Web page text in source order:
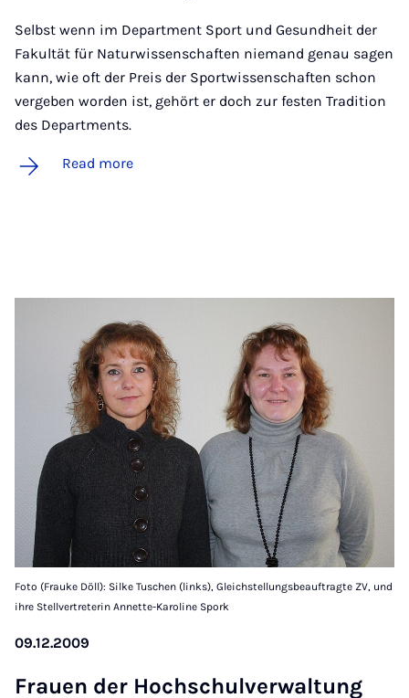
Selbst wenn im Department Sport und Gesundheit der
Fakultät für Naturwissenschaften niemand genau sagen
kann, wie oft der Preis der Sportwissenschaften schon
vergeben worden ist, gehört er doch zur festen Tradition
des Departments.
Read more
Foto (Frauke Döll): Silke Tuschen (links), Gleichstellungsbeauftragte ZV, und
ihre Stellvertreterin Annette-Karoline Spork
09.12.2009
Frauen der Hoch­schul­ver­wal­tung